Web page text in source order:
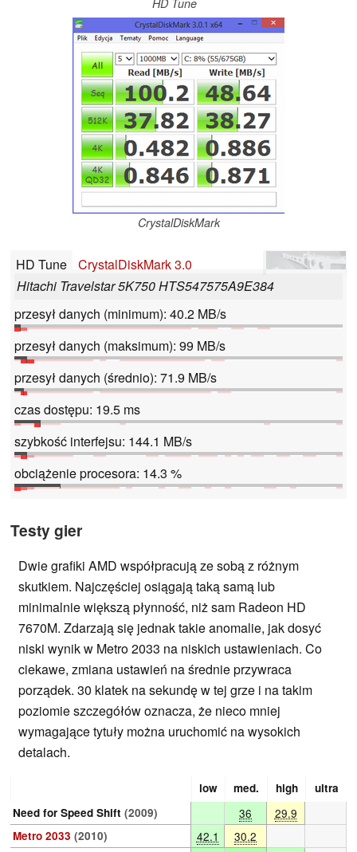
CrystalDiskMark
HD Tune
CrystalDiskMark 3.0
Hitachi Travelstar 5K750 HTS547575A9E384
przesył danych (minimum): 40.2 MB/s
przesył danych (maksimum): 99 MB/s
przesył danych (średnio): 71.9 MB/s
czas dostępu: 19.5 ms
szybkość interfejsu: 144.1 MB/s
obciążenie procesora: 14.3 %
Testy gier
Dwie grafiki AMD współpracują ze sobą z różnym
skutkiem. Najczęściej osiągają taką samą lub
minimalnie większą płynność, niż sam Radeon HD
7670M. Zdarzają się jednak takie anomalie, jak dosyć
niski wynik w Metro 2033 na niskich ustawieniach. Co
ciekawe, zmiana ustawień na średnie przywraca
porządek. 30 klatek na sekundę w tej grze i na takim
poziomie szczegółów oznacza, że nieco mniej
wymagające tytuły można uruchomić na wysokich
detalach.
low med. high
ultra
Need for Speed Shift (2009) 36 29.9
Metro 2033 (2010) 42.1 30.2